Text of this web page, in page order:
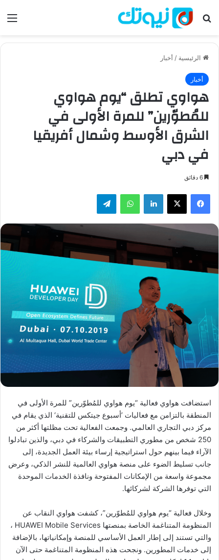
بحث عن
الرئيسية / أخبار
أخبار
هواوي تطلق “يوم هواوي
للمُطوّرين” للمرة الأولى في
الشرق الأوسط وشمال أفريقيا
في دبي
فيسبوك ‫X لينكدإن واتساب تيلقرام
استضافت هواوي فعالية “يوم هواوي للمُطوّرين” للمرة الأولى في
المنطقة بالتزامن مع فعاليات ’أسبوع جيتكس للتقنية‘ الذي يقام في
مركز دبي التجاري العالمي. وجمعت الفعالية تحت مظلتها أكثر من
250 شخص من مطوري التطبيقات والشركاء في دبي، والذين تبادلوا
الآراء فيما بينهم حول استراتيجية إرساء بيئة العمل الجديدة، إلى
جانب تسليط الضوء على منصة هواوي العالمية للنشر الذكي، وعرض
مجموعة واسعة من الإمكانات المفتوحة ونافذة الخدمات الموحدة
التي توفرها الشركة لشركائها.
وخلال فعالية “يوم هواوي للمُطوّرين”، كشفت هواوي النقاب عن
المنظومة المتناغمة الخاصة بمنصتها HUAWEI Mobile Services ،
والتي تستند إلى إطار العمل الأساسي للمنصة وإمكانياتها، بالإضافة
إلى خدمات المطورين. ونجحت هذه المنظومة المتناغمة حتى الآن